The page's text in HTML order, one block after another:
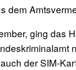
dem
ging das
der SIM-